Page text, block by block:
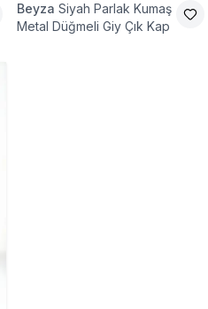
Beyza Siyah Parlak Kumaş
Metal Düğmeli Giy Çık Kap